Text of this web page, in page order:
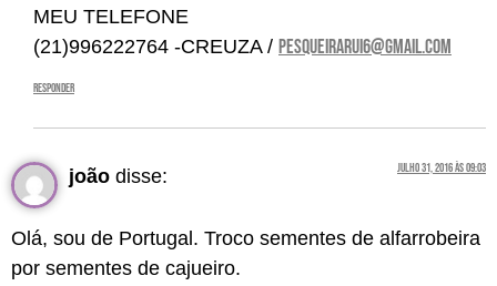
MEU TELEFONE
(21)996222764 -CREUZA / PESQUEIRARUI6@GMAIL.COM
Responder
joão disse: julho 31, 2016 às 09:03
Olá, sou de Portugal. Troco sementes de alfarrobeira
por sementes de cajueiro.